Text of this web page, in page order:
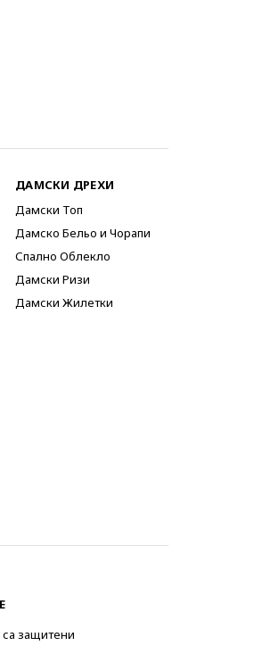
ДАМСКИ ДРЕХИ
Дамски Топ
Дамско Бельо и Чорапи
Спално Облекло
Дамски Ризи
Дамски Жилетки
защитени